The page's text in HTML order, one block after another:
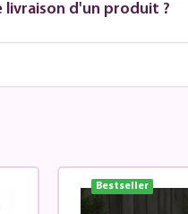
livraison d'un produit ?
Bestseller